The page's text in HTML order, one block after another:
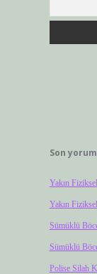
Son
Yakın
Yakın
Sümüklü
Sümüklü
Polise Silah